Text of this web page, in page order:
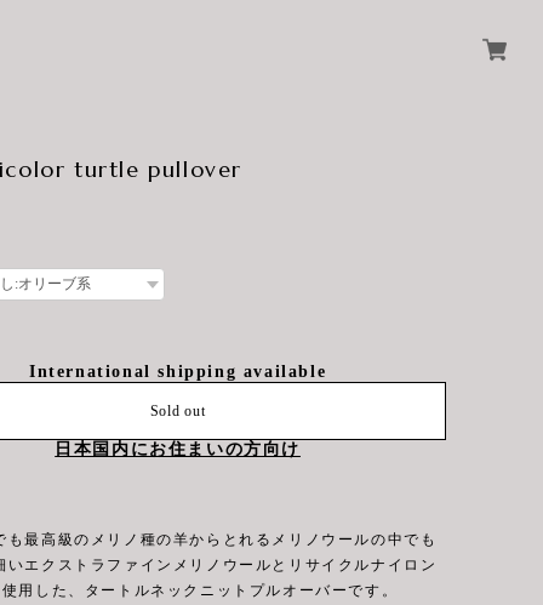
turtle pullover
International shipping available
Sold out
日本国内にお住まいの方向け
も最高級のメリノ種の羊からとれるメリノウールの中でも
いエクストラファインメリノウールとリサイクルナイロン
用した、タートルネックニットプルオーバーです。